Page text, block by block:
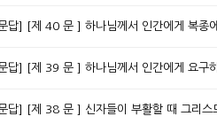
답] [제 40 문 ] 하나님께서 인간에게 복종
답] [제 39 문 ] 하나님께서 인간에게 요구
답] [제 38 문 ] 신자들이 부활할 때 그리스